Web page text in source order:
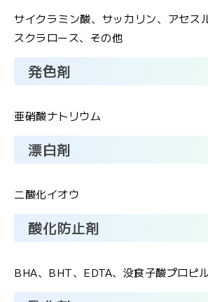
せ
メ
ー
マ
ガ
ジ
ン
サイクラミン酸、サッカリン、アセス
スクラロース、その他
発色剤
亜硝酸ナトリウム
漂白剤
二酸化イオウ
酸化防止剤
BHA、BHT、EDTA、没食子酸プロピ